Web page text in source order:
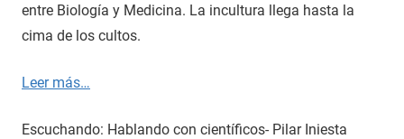
entre Biología y Medicina. La incultura llega hasta la
cima de los cultos.
Leer más…
Escuchando: Hablando con científicos- Pilar Iniesta